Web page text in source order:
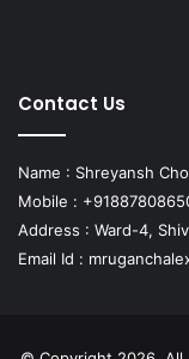
Contact Us
Name : Shreyansh
Mobile :
Address : Ward-4,
Email Id :